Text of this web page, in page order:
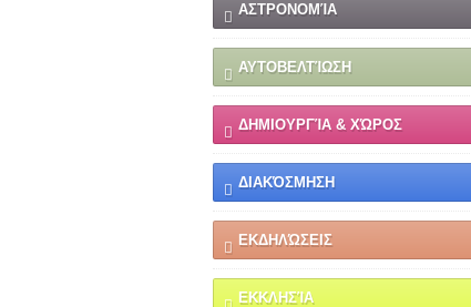
ΑΣΤΡΟΝΟΜΊΑ
ΑΥΤΟΒΕΛΤΊΩΣΗ
ΔΗΜΙΟΥΡΓΊΑ & ΧΏΡΟΣ
ΔΙΑΚΌΣΜΗΣΗ
ΕΚΔΗΛΏΣΕΙΣ
ΕΚΚΛΗΣΊΑ